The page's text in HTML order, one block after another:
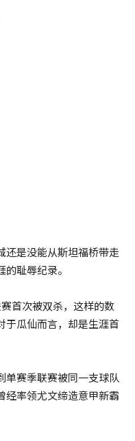
还是没能从斯坦福桥带走
耻辱纪录。
首次被双杀，这样的数
于瓜仙而言，却是生涯首
单赛季联赛被同一支球队
经率领尤文缔造意甲新霸